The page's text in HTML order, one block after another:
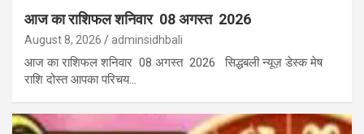
आज का राशिफल शनिवार 08 अगस्त 2026
August 8, 2026 adminsidhbali
आज का राशिफल शनिवार 08 अगस्त 2026 सिद्धबली न्यूज़ डेस्क मेष
राशि दोस्त आपका परिचय…